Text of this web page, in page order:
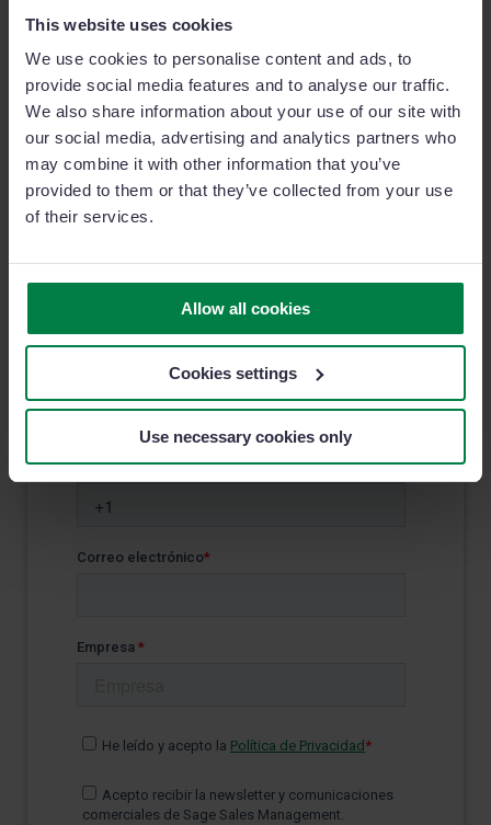
This website uses cookies
We use cookies to personalise content and ads, to
provide social media features and to analyse our traffic.
We also share information about your use of our site with
our social media, advertising and analytics partners who
may combine it with other information that you’ve
provided to them or that they’ve collected from your use
of their services.
Allow all cookies
Cookies settings
Use necessary cookies only
empresa certificada ISO 27001
Solicita una Demo en vivo